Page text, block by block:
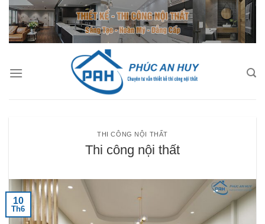
Bỏ
qua
nội
THI CÔNG NỘI THẤT
Thi công nội thất
10
Th6